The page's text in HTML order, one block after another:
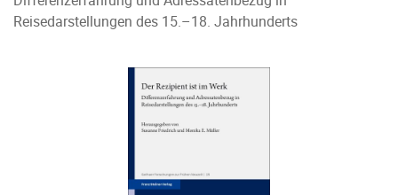
Reisedarstellungen des 15.–18. Jahrhunderts